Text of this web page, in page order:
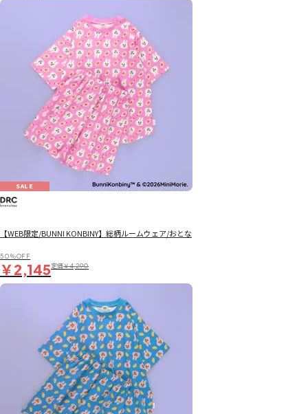
SALE
【WEB限定/BUNNI KONBINY】総柄ルームウェア/おとな
50％OFF
￥2,145定価￥4,290